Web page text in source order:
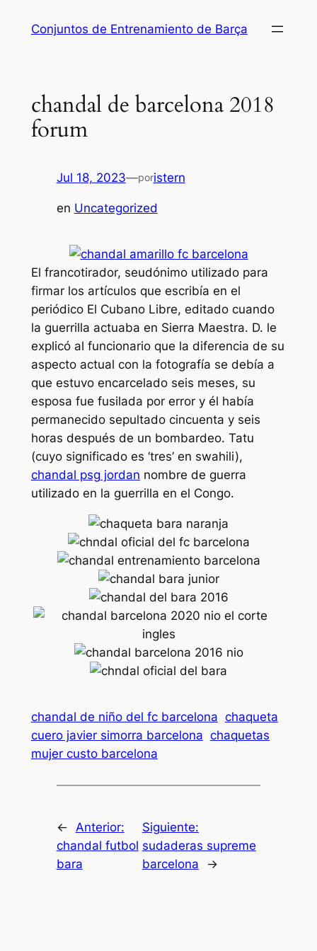
Conjuntos de Entrenamiento de Barça
chandal de barcelona 2018
forum
Jul 18, 2023—poristern
en Uncategorized
El francotirador, seudónimo utilizado para
firmar los artículos que escribía en el
periódico El Cubano Libre, editado cuando
la guerrilla actuaba en Sierra Maestra. D. le
explicó al funcionario que la diferencia de su
aspecto actual con la fotografía se debía a
que estuvo encarcelado seis meses, su
esposa fue fusilada por error y él había
permanecido sepultado cincuenta y seis
horas después de un bombardeo. Tatu
(cuyo significado es ‘tres’ en swahili),
chandal psg jordan nombre de guerra
utilizado en la guerrilla en el Congo.
chandal de niño del fc barcelona chaqueta
cuero javier simorra barcelona chaquetas
mujer custo barcelona
←
Anterior:
chandal futbol
bara
Siguiente:
sudaderas supreme
barcelona
→